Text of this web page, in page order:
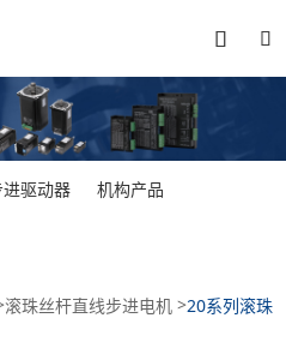


驱动器 机构产品
滚珠丝杆直线步进电机>20系列滚珠